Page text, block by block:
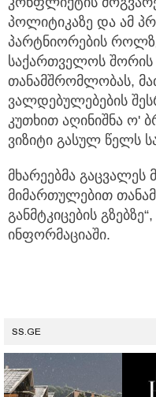
პოლიტიკაზე და ამ
პარტნიორების
საქართველოს
თანამშრომლობას,
ვალდებულებების
კუთხით აღინიშნა ო'
ვიზიტი გასულ წელს
მხარეებმა გაცვალეს
მიმართულებით
განმტკიცების
ინფორმაციაში.
SS.GE